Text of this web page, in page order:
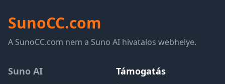
SunoCC.com
A SunoCC.com nem a Suno AI hivatalos webhelye.
Suno AI Támogatás